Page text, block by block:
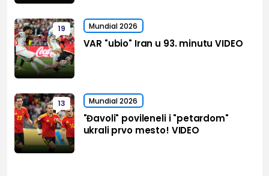
19 Mundial 2026
VAR "ubio" Iran u 93. minutu VIDEO
13 Mundial 2026
"Đavoli" povileneli i "petardom"
ukrali prvo mesto! VIDEO